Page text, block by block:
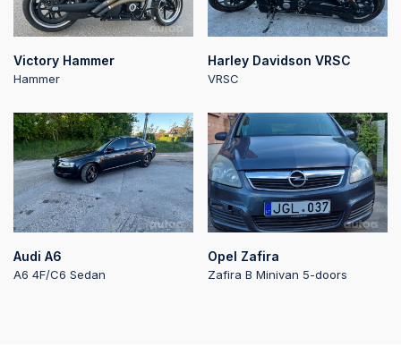
Victory Hammer
Hammer
Harley Davidson VRSC
VRSC
Audi A6
A6 4F/C6 Sedan
Opel Zafira
Zafira B Minivan 5-doors